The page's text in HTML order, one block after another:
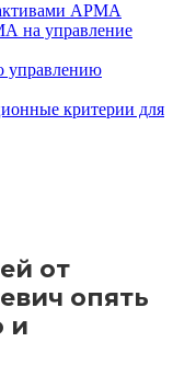
АРМА
на управление
управлению
критерии для
от
опять
и